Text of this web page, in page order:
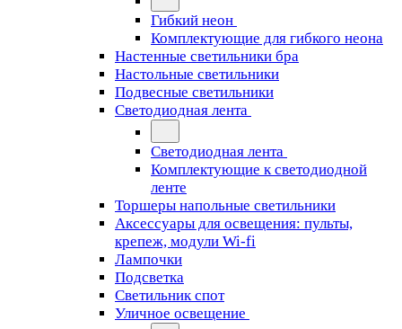
Гибкий неон
Комплектующие для гибкого неона
Настенные светильники бра
Настольные светильники
Подвесные светильники
Светодиодная лента
Светодиодная лента
Комплектующие к светодиодной
ленте
Торшеры напольные светильники
Аксессуары для освещения: пульты,
крепеж, модули Wi-fi
Лампочки
Подсветка
Светильник спот
Уличное освещение